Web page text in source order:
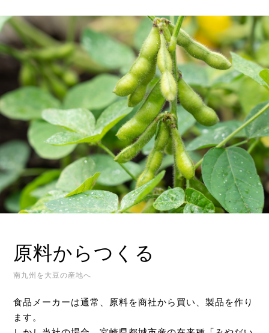
原料からつくる
南九州を大豆の産地へ
食品メーカーは通常、原料を商社から買い、製品を作り
ます。